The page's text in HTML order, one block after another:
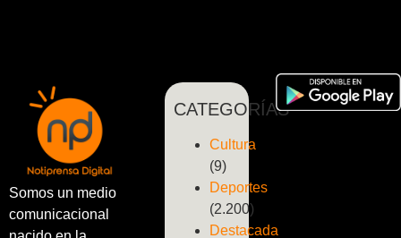
Somos un medio
comunicacional
CATEGORÍAS
Cultura
(9)
Deportes
(2.200)
Destacada